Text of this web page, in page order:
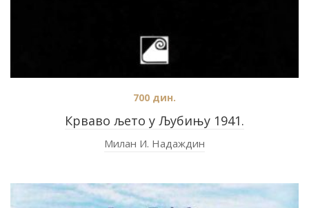
Крваво љето у Љубињу 1941.
700 дин.
Милан И. Надаждин